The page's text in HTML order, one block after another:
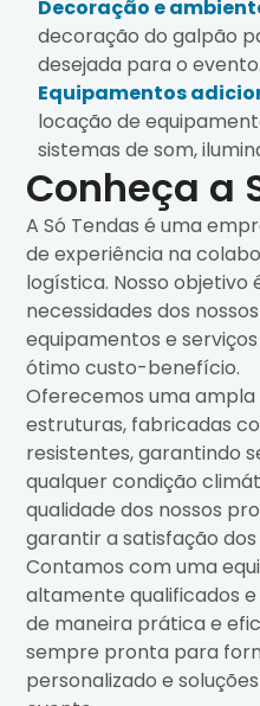
Decoração e
decoração do galpão
desejada para o evento.
Equipamentos
locação de
sistemas de som,
Conheça a
A Só Tendas é uma
de experiência na
logística. Nosso objetivo
necessidades dos
equipamentos e
ótimo custo-benefício.
Oferecemos uma
estruturas, fabricadas
resistentes, garantindo
qualquer condição
qualidade dos nossos
garantir a satisfação
Contamos com uma
altamente qualificados
de maneira prática e
sempre pronta para
personalizado e